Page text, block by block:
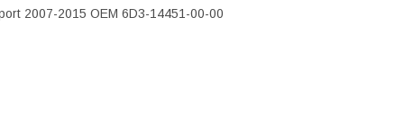
2007-2015 OEM 6D3-14451-00-00